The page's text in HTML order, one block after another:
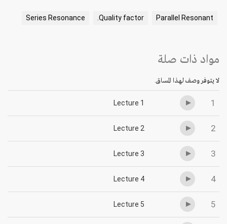
Parallel Resonant
Quality factor.
Series Resonance
مواد ذات صلة
لا يتوفر وصف لهذا المساق.
1
Lecture 1
2
Lecture 2
3
Lecture 3
4
Lecture 4
5
Lecture 5